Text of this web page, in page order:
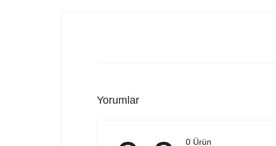
Yorumlar
0 Ürün